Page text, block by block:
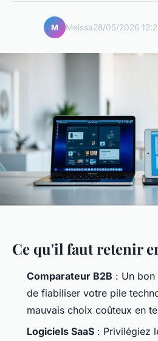
M Meissa28/05/2026
Ce qu'il faut retenir
Comparateur B2B : Un
de fiabiliser votre pile
mauvais choix coûteux en
Logiciels SaaS : Privilégiez